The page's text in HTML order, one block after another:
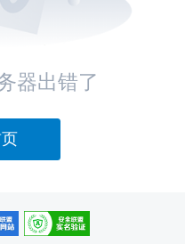
器出错了